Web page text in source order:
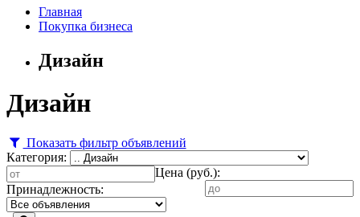
Главная
Покупка бизнеса
Дизайн
Дизайн
Показать фильтр объявлений
Категория:
Цена (руб.):
Принадлежность: